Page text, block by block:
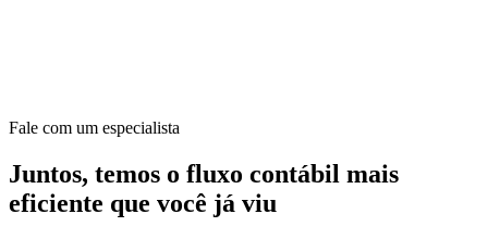
Fale com um especialista
Juntos, temos o fluxo contábil mais
eficiente que você já viu